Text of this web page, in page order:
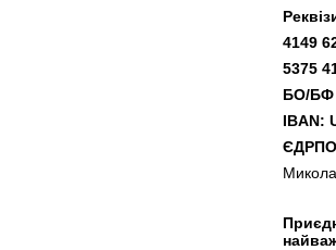
4149
5375
БО/БФ
IBAN: